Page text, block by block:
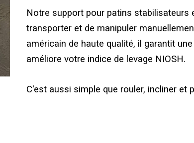
Notre support pour patins stabilisateurs
transporter et de manipuler
américain de haute qualité, il garantit
améliore votre indice de levage NIOSH.
C'est aussi simple que rouler, incliner et